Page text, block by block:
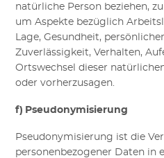
natürliche Person beziehen,
um Aspekte bezüglich
Lage, Gesundheit,
Zuverlässigkeit, Verhalten,
Ortswechsel dieser
oder vorherzusagen.
f) Pseudonymisierung
Pseudonymisierung ist die
personenbezogener Daten in